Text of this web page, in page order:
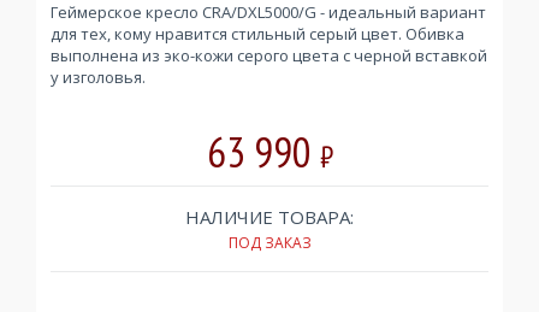
Геймерское кресло CRA/DXL5000/G - идеальный вариант
для тех, кому нравится стильный серый цвет. Обивка
выполнена из эко-кожи серого цвета с черной вставкой
у изголовья.
63 990 ₽
НАЛИЧИЕ ТОВАРА:
ПОД ЗАКАЗ